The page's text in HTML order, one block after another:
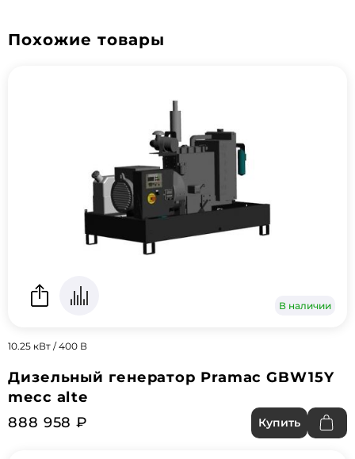
Похожие товары
В наличии
10.25 кВт / 400 В
Дизельный генератор Pramac GBW15Y
mecc alte
888 958 ₽
Купить